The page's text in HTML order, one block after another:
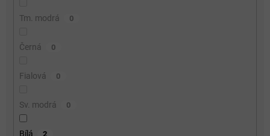
Tm. modrá 0
Černá 0
Fialová 0
Sv. modrá 0
Bílá 2